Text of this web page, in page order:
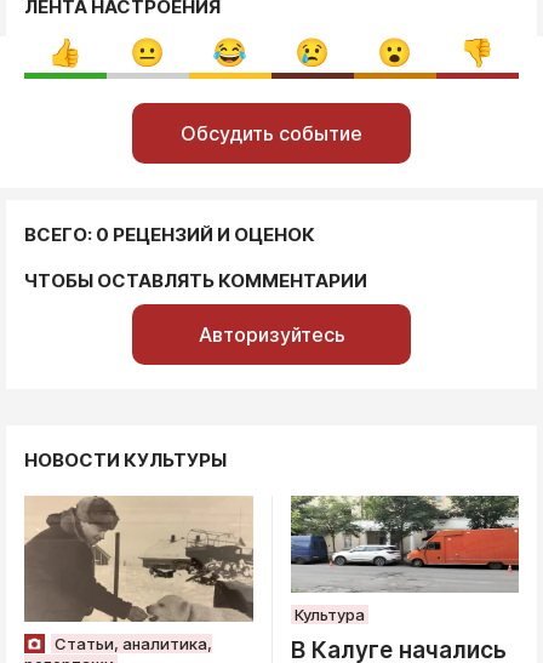
ЛЕНТА НАСТРОЕНИЯ
Обсудить событие
ВСЕГО: 0 РЕЦЕНЗИЙ И ОЦЕНОК
ЧТОБЫ ОСТАВЛЯТЬ КОММЕНТАРИИ
Авторизуйтесь
НОВОСТИ КУЛЬТУРЫ
Статьи, аналитика,
Культура
В Калуге начались